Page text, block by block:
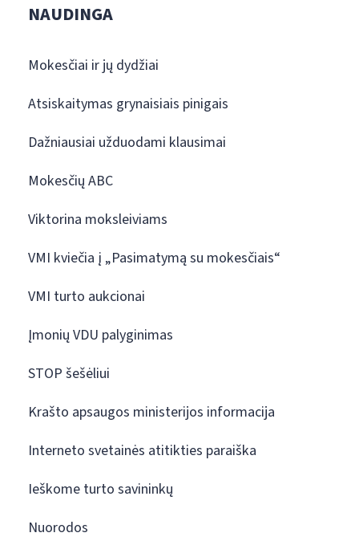
NAUDINGA
Mokesčiai ir jų dydžiai
Atsiskaitymas grynaisiais pinigais
Dažniausiai užduodami klausimai
Mokesčių ABC
Viktorina moksleiviams
VMI kviečia į „Pasimatymą su mokesčiais“
VMI turto aukcionai
Įmonių VDU palyginimas
STOP šešėliui
Krašto apsaugos ministerijos informacija
Interneto svetainės atitikties paraiška
Ieškome turto savininkų
Nuorodos